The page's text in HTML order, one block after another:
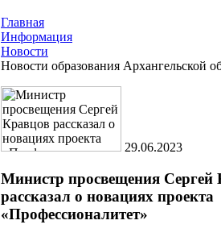
Главная
Информация
Новости
Новости образования Архангельской
29.06.2023
Министр просвещения Сергей
рассказал о новациях проекта
«Профессионалитет»